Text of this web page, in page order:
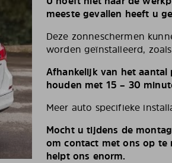
meeste gevallen heeft u
Deze zonneschermen
worden geïnstalleerd,
Afhankelijk van het
houden met 15 – 30
Meer auto specifieke
Mocht u tijdens de
om contact met ons op te
helpt ons enorm.